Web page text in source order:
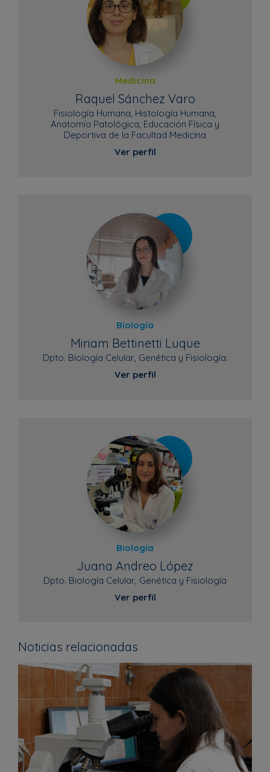
Medicina
Raquel Sánchez Varo
Fisiología Humana, Histología Humana,
Anatomía Patológica, Educación Física y
Deportiva de la Facultad Medicina
Ver perfil
Biología
Miriam Bettinetti Luque
Dpto. Biología Celular, Genética y Fisiología.
Ver perfil
Biología
Juana Andreo López
Dpto. Biología Celular, Genética y Fisiología
Ver perfil
Noticias relacionadas